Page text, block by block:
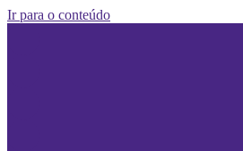
Ir para o conteúdo